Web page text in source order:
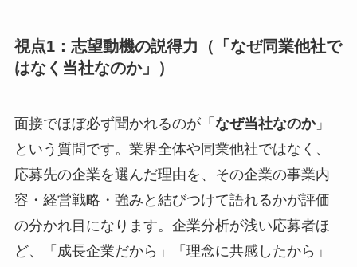
視点1：志望動機の説得力（「なぜ同業他社で
はなく当社なのか」）
面接でほぼ必ず聞かれるのが「 なぜ当社なのか」
という質問です。業界全体や同業他社ではなく、
応募先の企業を選んだ理由を、その企業の事業内
容・経営戦略・強みと結びつけて語れるかが評価
の分かれ目になります。企業分析が浅い応募者ほ
ど、「成長企業だから」「理念に共感したから」